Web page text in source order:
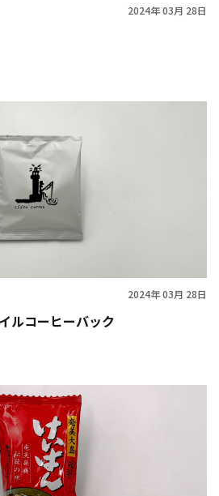
2024年 03月 28日
2024年 03月 28日
ルコーヒーバック